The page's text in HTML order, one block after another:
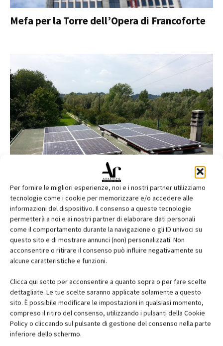
Per fornire le migliori esperienze, noi e i nostri partner utilizziamo
tecnologie come i cookie per memorizzare e/o accedere alle
informazioni del dispositivo. Il consenso a queste tecnologie
permetterà a noi e ai nostri partner di elaborare dati personali
come il comportamento durante la navigazione o gli ID univoci su
questo sito e di mostrare annunci (non) personalizzati. Non
acconsentire o ritirare il consenso può influire negativamente su
alcune caratteristiche e funzioni.
Clicca qui sotto per acconsentire a quanto sopra o per fare scelte
dettagliate. Le tue scelte saranno applicate solamente a questo
sito. È possibile modificare le impostazioni in qualsiasi momento,
compreso il ritiro del consenso, utilizzando i pulsanti della Cookie
Policy o cliccando sul pulsante di gestione del consenso nella parte
inferiore dello schermo.
Mefa per la Torre dell’Opera di Francoforte
Conergy Italia per l’Oasi WWF Stagni
“Alberto Carta”
1 2
EDICOLA